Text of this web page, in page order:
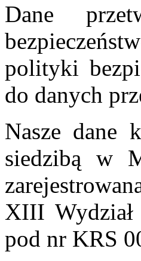
Dane
polityki
do danych
Nasze dane
siedzibą w
XIII Wydział
pod nr KRS